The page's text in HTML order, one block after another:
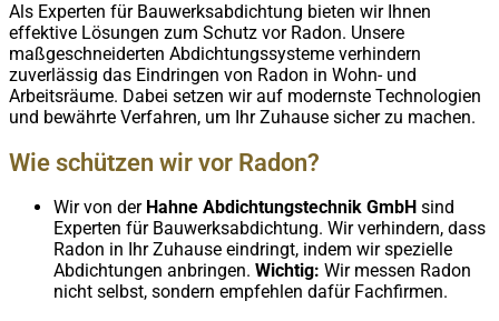
Als Experten für Bauwerksabdichtung bieten wir Ihnen
effektive Lösungen zum Schutz vor Radon. Unsere
maßgeschneiderten Abdichtungssysteme verhindern
zuverlässig das Eindringen von Radon in Wohn- und
Arbeitsräume. Dabei setzen wir auf modernste Technologien
und bewährte Verfahren, um Ihr Zuhause sicher zu machen.
Wie schützen wir vor Radon?
Wir von der Hahne Abdichtungstechnik GmbH sind
Experten für Bauwerksabdichtung. Wir verhindern, dass
Radon in Ihr Zuhause eindringt, indem wir spezielle
Abdichtungen anbringen. Wichtig: Wir messen Radon
nicht selbst, sondern empfehlen dafür Fachfirmen.